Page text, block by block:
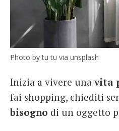
Photo by tu tu via unsplash
Inizia a vivere unavita
fai shopping, chiediti
bisogno di un oggetto